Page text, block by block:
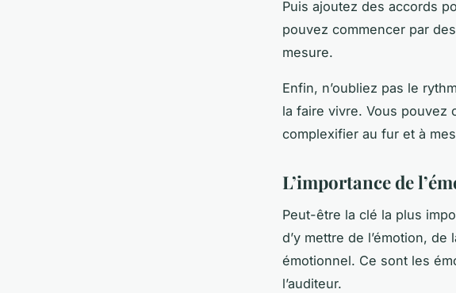
Puis ajoutez des accords
pouvez commencer par
mesure.
Enfin, n’oubliez pas le
la faire vivre. Vous pouvez
complexifier au fur et à
L’importance de
Peut-être la clé la plus
d’y mettre de l’émotion,
émotionnel. Ce sont les
l’auditeur.